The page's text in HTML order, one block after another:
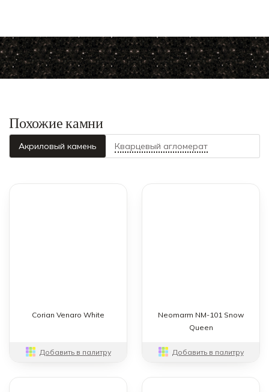
Похожие камни
Акриловый камень Кварцевый агломерат
Corian Venaro White
Добавить в палитру
Neomarm NM-101 Snow
Queen
Добавить в палитру